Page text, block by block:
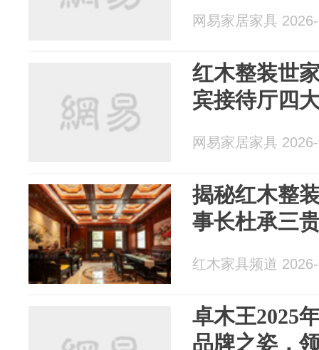
网易家居家具
红木整装世
宾接待厅四
网易家居家具
揭秘红木整
事长杜承三
红木家具频道
卓木王2025
品牌之姿，